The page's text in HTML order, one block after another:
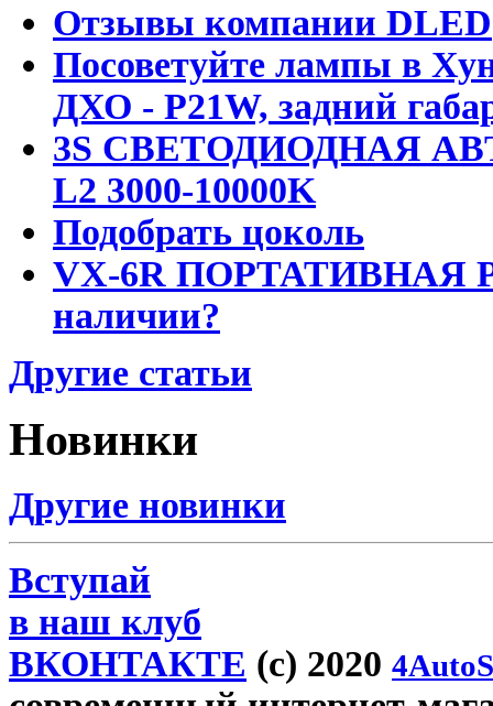
Отзывы компании DLED
Посоветуйте лампы в
ДХО - P21W, задний
3S СВЕТОДИОДНАЯ
L2 3000-10000K
Подобрать цоколь
VX-6R ПОРТАТИВНАЯ
наличии?
Другие статьи
Новинки
Другие новинки
Вступай
в наш клуб
ВКОНТАКТЕ (c) 2020